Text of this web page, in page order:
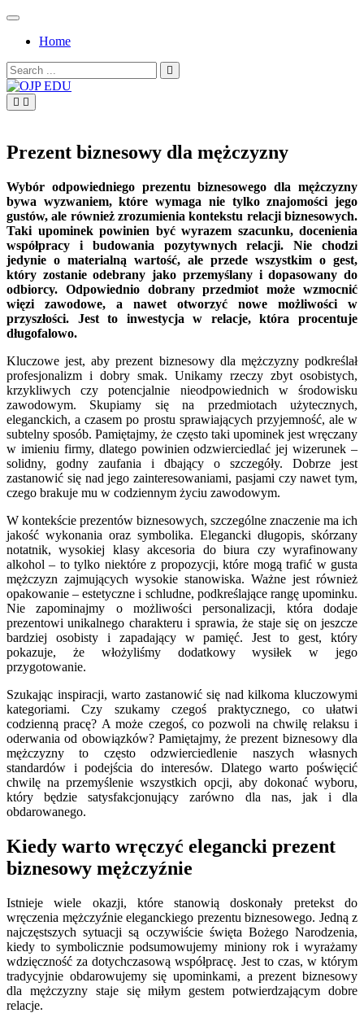
Skip
contentHome
Search
for:
Prezent biznesowy dla mężczyzny
Wybór odpowiedniego prezentu biznesowego dla mężczyzny
bywa wyzwaniem, które wymaga nie tylko znajomości jego
gustów, ale również zrozumienia kontekstu relacji biznesowych.
Taki upominek powinien być wyrazem szacunku, docenienia
współpracy i budowania pozytywnych relacji. Nie chodzi
jedynie o materialną wartość, ale przede wszystkim o gest,
który zostanie odebrany jako przemyślany i dopasowany do
odbiorcy. Odpowiednio dobrany przedmiot może wzmocnić
więzi zawodowe, a nawet otworzyć nowe możliwości w
przyszłości. Jest to inwestycja w relacje, która procentuje
długofalowo.
Kluczowe jest, aby prezent biznesowy dla mężczyzny podkreślał
profesjonalizm i dobry smak. Unikamy rzeczy zbyt osobistych,
krzykliwych czy potencjalnie nieodpowiednich w środowisku
zawodowym. Skupiamy się na przedmiotach użytecznych,
eleganckich, a czasem po prostu sprawiających przyjemność, ale w
subtelny sposób. Pamiętajmy, że często taki upominek jest wręczany
w imieniu firmy, dlatego powinien odzwierciedlać jej wizerunek –
solidny, godny zaufania i dbający o szczegóły. Dobrze jest
zastanowić się nad jego zainteresowaniami, pasjami czy nawet tym,
czego brakuje mu w codziennym życiu zawodowym.
W kontekście prezentów biznesowych, szczególne znaczenie ma ich
jakość wykonania oraz symbolika. Elegancki długopis, skórzany
notatnik, wysokiej klasy akcesoria do biura czy wyrafinowany
alkohol – to tylko niektóre z propozycji, które mogą trafić w gusta
mężczyzn zajmujących wysokie stanowiska. Ważne jest również
opakowanie – estetyczne i schludne, podkreślające rangę upominku.
Nie zapominajmy o możliwości personalizacji, która dodaje
prezentowi unikalnego charakteru i sprawia, że staje się on jeszcze
bardziej osobisty i zapadający w pamięć. Jest to gest, który
pokazuje, że włożyliśmy dodatkowy wysiłek w jego
przygotowanie.
Szukając inspiracji, warto zastanowić się nad kilkoma kluczowymi
kategoriami. Czy szukamy czegoś praktycznego, co ułatwi
codzienną pracę? A może czegoś, co pozwoli na chwilę relaksu i
oderwania od obowiązków? Pamiętajmy, że prezent biznesowy dla
mężczyzny to często odzwierciedlenie naszych własnych
standardów i podejścia do interesów. Dlatego warto poświęcić
chwilę na przemyślenie wszystkich opcji, aby dokonać wyboru,
który będzie satysfakcjonujący zarówno dla nas, jak i dla
obdarowanego.
Kiedy warto wręczyć elegancki prezent
biznesowy mężczyźnie
Istnieje wiele okazji, które stanowią doskonały pretekst do
wręczenia mężczyźnie eleganckiego prezentu biznesowego. Jedną z
najczęstszych sytuacji są oczywiście święta Bożego Narodzenia,
kiedy to symbolicznie podsumowujemy miniony rok i wyrażamy
wdzięczność za dotychczasową współpracę. Jest to czas, w którym
tradycyjnie obdarowujemy się upominkami, a prezent biznesowy
dla mężczyzny staje się miłym gestem potwierdzającym dobre
relacje.